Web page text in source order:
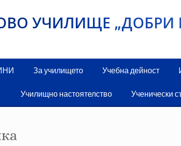
УЧИЛИЩЕ
За училището Учебна дейност
Училищно настоятелство Ученически